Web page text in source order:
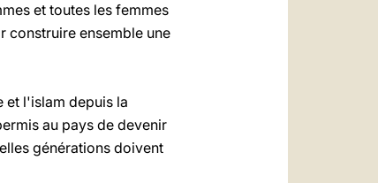
et toutes les femmes
construire ensemble une
et l'islam depuis la
au pays de devenir
générations doivent